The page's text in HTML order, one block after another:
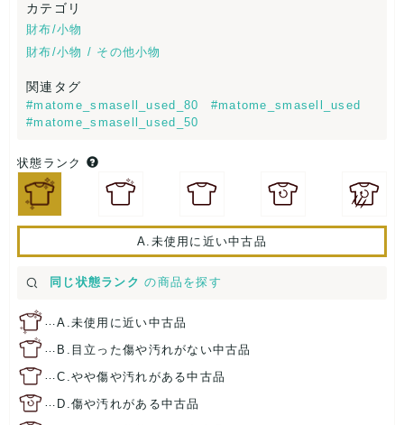
カテゴリ
財布/小物
財布/小物 / その他小物
関連タグ
#matome_smasell_used_80
#matome_smasell_used
#matome_smasell_used_50
状態ランク
A.未使用に近い中古品
同じ状態ランク の商品を探す
…A.未使用に近い中古品
… B.目立った傷や汚れがない中古品
…C.やや傷や汚れがある中古品
… D.傷や汚れがある中古品